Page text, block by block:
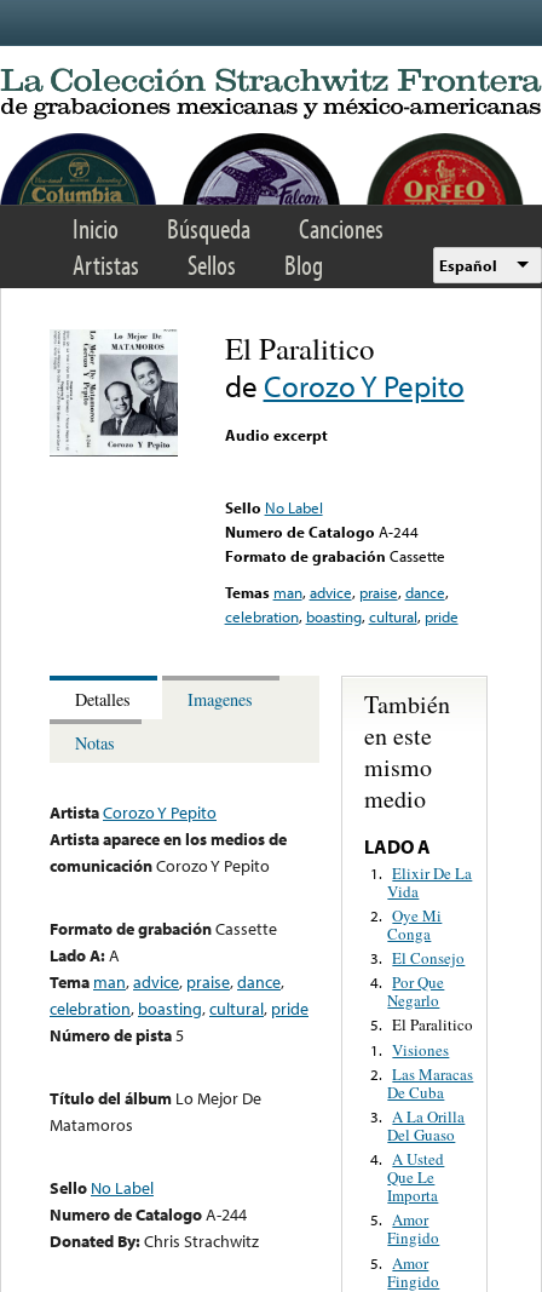
Inicio Búsqueda
Canciones
Artistas
Sellos Blog Español
El Paralitico
de Corozo Y Pepito
Audio excerpt
Sello No Label
Numero de Catalogo A-244
Formato de grabación Cassette
Temas man,advice, praise,dance,
celebration, boasting,cultural, pride
Detalles
Imagenes
Notas
ArtistaCorozo Y Pepito
Artista aparece en los medios de
comunicaciónCorozo Y Pepito
Formato de grabaciónCassette
Lado A:A
Tema man,advice, praise,dance,
celebration, boasting,cultural, pride
Número de pista5
Título del álbum Lo Mejor De
Matamoros
Sello No Label
Numero de CatalogoA-244
Donated By:Chris Strachwitz
También
en este
mismo
medio
LADO A
1. Elixir De La
Vida
2. Oye Mi
Conga
3. El Consejo
4. Por Que
Negarlo
5. El Paralitico
1. Visiones
2. Las Maracas
De Cuba
3. A La Orilla
Del Guaso
4. A Usted
Que Le
Importa
5. Amor
Fingido
5. Amor
Fingido